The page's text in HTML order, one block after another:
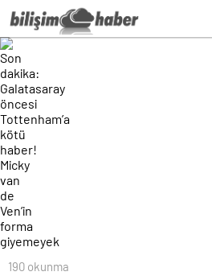
giyemeyek
190 okunma